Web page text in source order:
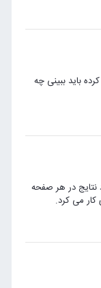
باید ببینی چه
نتایج در هر صفحه